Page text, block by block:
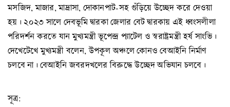
মসজিদ, মাজার, মাদ্রাসা, দোকানপাট-সহ গুঁড়িয়ে উচ্ছেদ করে দেওয়া
হয়। ২০২৩ সালে দেবভূমি দ্বারকা জেলার বেট দ্বারকায় এই ধ্বংসলীলা
পরিদর্শন করতে যান মুখ্যমন্ত্রী ভূপেন্দ্র প্যাটেল ও স্বরাষ্ট্রমন্ত্রী হর্ষ সাংভি।
দেখেটেখে মুখ্যমন্ত্রী বলেন, উপকূল অঞ্চলে কোনও বেআইনি নির্মাণ
চলবে না। বেআইনি জবরদখলের বিরুদ্ধে উচ্ছেদ অভিযান চলবে।
সূত্র: